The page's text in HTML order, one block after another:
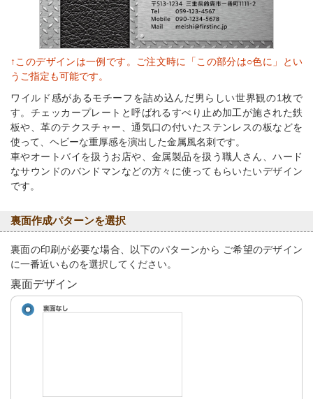
↑このデザインは一例です。ご注文時に「この部分は○色に」とい
うご指定も可能です。
ワイルド感があるモチーフを詰め込んだ男らしい世界観の1枚で
す。チェッカープレートと呼ばれるすべり止め加工が施された鉄
板や、革のテクスチャー、通気口の付いたステンレスの板などを
使って、ヘビーな重厚感を演出した金属風名刺です。
車やオートバイを扱うお店や、金属製品を扱う職人さん、ハード
なサウンドのバンドマンなどの方々に使ってもらいたいデザイン
です。
裏面作成パターンを選択
裏面の印刷が必要な場合、以下のパターンから ご希望のデザイン
に一番近いものを選択してください。
裏面デザイン